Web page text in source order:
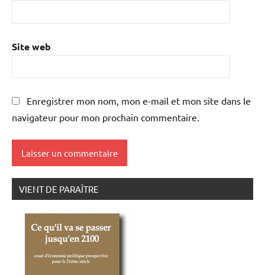
Site web
Enregistrer mon nom, mon e-mail et mon site dans le
navigateur pour mon prochain commentaire.
VIENT DE PARAÎTRE